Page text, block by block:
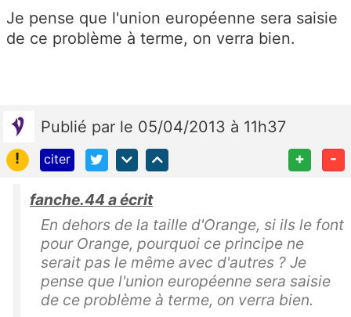
Je pense que l'union européenne sera saisie
de ce problème à terme, on verra bien.
Publié par le 05/04/2013 à 11h37
!
citer + -
fanche.44 a écrit
En dehors de la taille d'Orange, si ils le font
pour Orange, pourquoi ce principe ne
serait pas le même avec d'autres ? Je
pense que l'union européenne sera saisie
de ce problème à terme, on verra bien.